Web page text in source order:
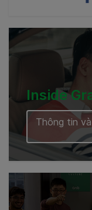
Inside
Thông tin